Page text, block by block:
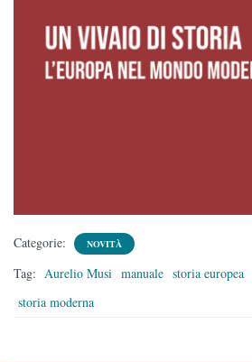
Categorie: NOVITÀ
Tag: Aurelio Musi manuale storia europea
storia moderna